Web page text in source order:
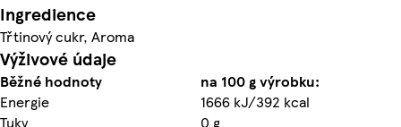
Ingredience
Třtinový cukr, Aroma
Výživové údaje
Běžné hodnoty
na 100 g výrobku:
Energie
1666 kJ/392 kcal
Tuky
0 g